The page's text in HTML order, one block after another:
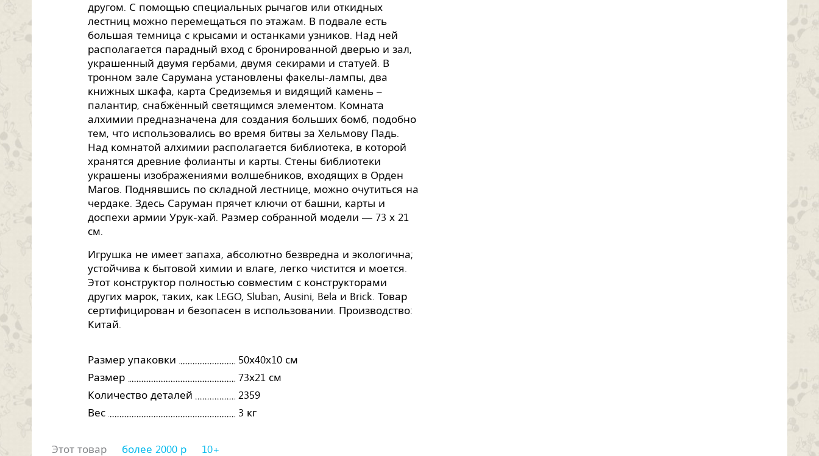
другом. С помощью специальных рычагов или откидных
лестниц можно перемещаться по этажам. В подвале есть
большая темница с крысами и останками узников. Над ней
располагается парадный вход с бронированной дверью и зал,
украшенный двумя гербами, двумя секирами и статуей. В
тронном зале Сарумана установлены факелы-лампы, два
книжных шкафа, карта Средиземья и видящий камень –
палантир, снабжённый светящимся элементом. Комната
алхимии предназначена для создания больших бомб, подобно
тем, что использовались во время битвы за Хельмову Падь.
Над комнатой алхимии располагается библиотека, в которой
хранятся древние фолианты и карты. Стены библиотеки
украшены изображениями волшебников, входящих в Орден
Магов. Поднявшись по складной лестнице, можно очутиться на
чердаке. Здесь Саруман прячет ключи от башни, карты и
доспехи армии Урук-хай. Размер собранной модели — 73 х 21
см.
Игрушка не имеет запаха, абсолютно безвредна и экологична;
устойчива к бытовой химии и влаге, легко чистится и моется.
Этот конструктор полностью совместим с конструкторами
других марок, таких, как LEGO, Sluban, Ausini, Bela и Brick. Товар
сертифицирован и безопасен в использовании. Производство:
Китай.
Размер упаковки
50х40х10 см
Размер
73х21 см
Количество деталей
2359
Вес
3 кг
Этот товар более 2000 р 10+